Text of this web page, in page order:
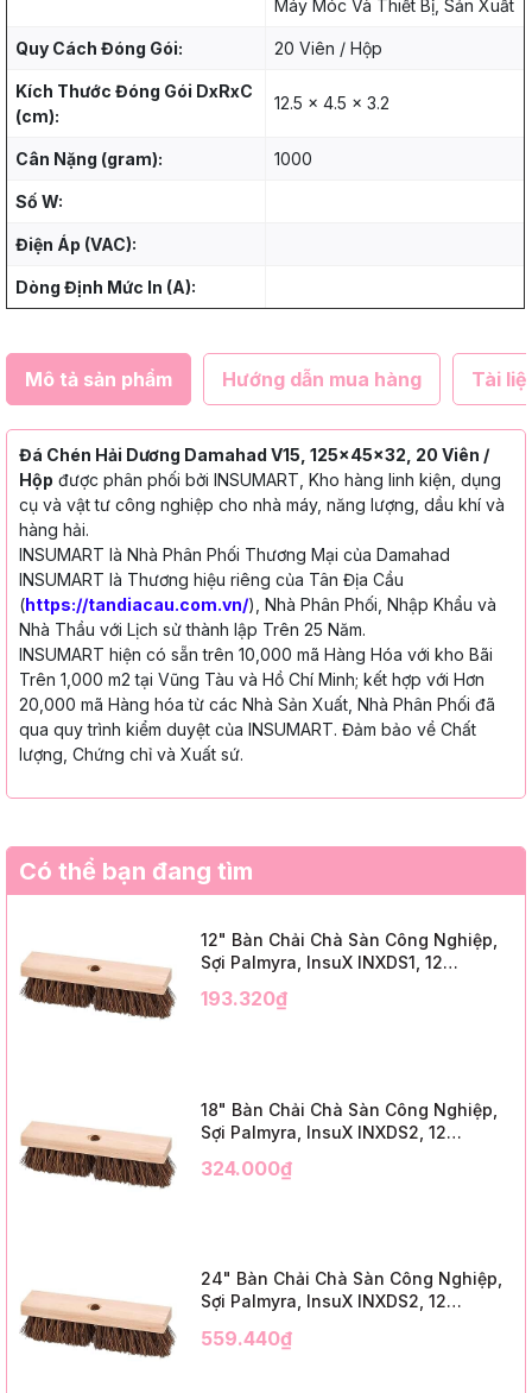
Máy Móc Và Thiết Bị, Sản Xuất
Quy Cách Đóng Gói: 20 Viên / Hộp
Kích Thước Đóng Gói DxRxC
(cm):
12.5 x 4.5 x 3.2
Cân Nặng (gram): 1000
Số W:
Điện Áp (VAC):
Dòng Định Mức In (A):
Mô tả sản phẩm Hướng dẫn mua hàng Tài
Đá Chén Hải Dương Damahad V15, 125x45x32, 20 Viên /
Hộp được phân phối bởi INSUMART, Kho hàng linh kiện, dụng
cụ và vật tư công nghiệp cho nhà máy, năng lượng, dầu khí và
hàng hải.
INSUMART là Nhà Phân Phối Thương Mại của Damahad
INSUMART là Thương hiệu riêng của Tân Địa Cầu
(https://tandiacau.com.vn/), Nhà Phân Phối, Nhập Khẩu và
Nhà Thầu với Lịch sử thành lập Trên 25 Năm.
INSUMART hiện có sẵn trên 10,000 mã Hàng Hóa với kho Bãi
Trên 1,000 m2 tại Vũng Tàu và Hồ Chí Minh; kết hợp với Hơn
20,000 mã Hàng hóa từ các Nhà Sản Xuất, Nhà Phân Phối đã
qua quy trình kiểm duyệt của INSUMART. Đảm bảo về Chất
lượng, Chứng chỉ và Xuất sứ.
Có thể bạn đang tìm
12" Bàn Chải Chà Sàn Công Nghiệp,
Sợi Palmyra, InsuX INXDS1, 12
Trim)
193.320₫
18" Bàn Chải Chà Sàn Công Nghiệp,
Sợi Palmyra, InsuX INXDS2, 12
Trim)
324.000₫
24" Bàn Chải Chà Sàn Công Nghiệp,
Sợi Palmyra, InsuX INXDS2, 12
3" Trim)
559.440₫